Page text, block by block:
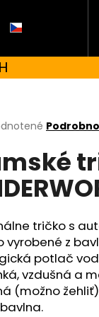
tričko s
vyrobené z
potlač
vzdušná a
(možno
bavlna.